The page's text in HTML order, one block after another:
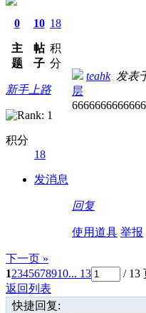
0
主
题
10
帖
子
18
积
分
新手上路
积分
18
发消息
teahk发表
层
回复
使用道具 举报
下一页 »
12345678910... 13 / 13
返回列表
快捷回复: